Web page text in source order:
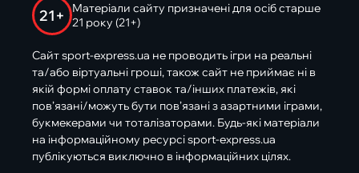
21+
Матеріали сайту призначені для осіб старше
21 року (21+)
Сайт sport-express.ua не проводить ігри на реальні
та/або віртуальні гроші, також сайт не приймає ні в
якій формі оплату ставок та/інших платежів, які
пов’язані/можуть бути пов’язані з азартними іграми,
букмекерами чи тоталізаторами. Будь-які матеріали
на інформаційному ресурсі sport-express.ua
публікуються виключно в інформаційних цілях.